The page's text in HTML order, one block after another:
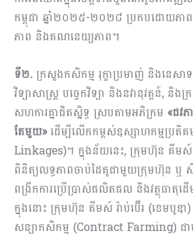
កម្ពុជា ឆ្នាំ២០២៥-២០២៨ ប្រកបដោយភាពស័
ភាព និងគណនេយ្យភាព។
ទី២.ក្រសួងកសិកម្ម រុក្ខាប្រមាញ់ និងនេស
វិទ្យាសាស្រ្ត បច្ចេកវិទ្យា និងនវានុវត្តន៍, និង
សហការគ្នាជិតស្និទ្ធ ស្របតាមអភិក្រម «ជវភ
តែមួយ»ដើម្បីលើកកម្ពស់ឧស្សាហកម្មប្រ
Linkages)។ ក្នុងន័យនេះ, ក្រុមហ៊ុន គីមស៍
ពិនិត្យលទ្ធភាពចាប់ដៃគូជាមួយក្រុមហ៊ុន ឬ សិ
ពង្រីកការប្រើប្រាស់ផលិតផល និងវត្ថុធាតុដ
ក្នុងនោះ ក្រុមហ៊ុន គីមស៍ រ៉ាប់ប៊ើរ (ខេមបូឌា
សន្យាកសិកម្ម (Contract Farming)